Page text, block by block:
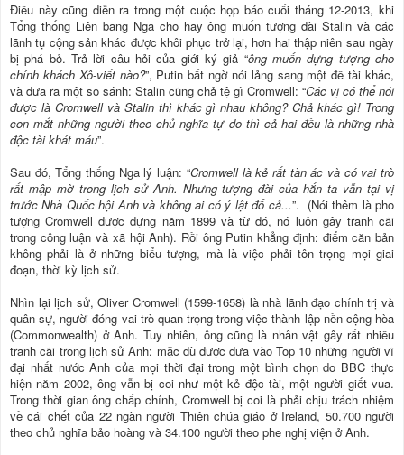
Điều này cũng diễn ra trong một cuộc họp báo cuối tháng 12-2013, khi
Tổng thống Liên bang Nga cho hay ông muốn tượng đài Stalin và các
lãnh tụ cộng sản khác được khôi phục trở lại, hơn hai thập niên sau ngày
bị phá bỏ. Trả lời câu hỏi của giới ký giả “ông muốn dựng tượng cho
chính khách Xô-viết nào?”, Putin bất ngờ nói lảng sang một đề tài khác,
và đưa ra một so sánh: Stalin cũng chả tệ gì Cromwell: “Các vị có thể nói
được là Cromwell và Stalin thì khác gì nhau không? Chả khác gì! Trong
con mắt những người theo chủ nghĩa tự do thì cả hai đều là những nhà
độc tài khát máu”.
Sau đó, Tổng thống Nga lý luận: “Cromwell là kẻ rất tàn ác và có vai trò
rất mập mờ trong lịch sử Anh. Nhưng tượng đài của hắn ta vẫn tại vị
trước Nhà Quốc hội Anh và không ai có ý lật đổ cả...”. (Nói thêm là pho
tượng Cromwell được dựng năm 1899 và từ đó, nó luôn gây tranh cãi
trong công luận và xã hội Anh). Rồi ông Putin khẳng định: điểm căn bản
không phải là ở những biểu tượng, mà là việc phải tôn trọng mọi giai
đoạn, thời kỳ lịch sử.
Nhìn lại lịch sử, Oliver Cromwell (1599-1658) là nhà lãnh đạo chính trị và
quân sự, người đóng vai trò quan trọng trong việc thành lập nền cộng hòa
(Commonwealth) ở Anh. Tuy nhiên, ông cũng là nhân vật gây rất nhiều
tranh cãi trong lịch sử Anh: mặc dù được đưa vào Top 10 những người vĩ
đại nhất nước Anh của mọi thời đại trong một bình chọn do BBC thực
hiện năm 2002, ông vẫn bị coi như một kẻ độc tài, một người giết vua.
Trong thời gian ông chấp chính, Cromwell bị coi là phải chịu trách nhiệm
về cái chết của 22 ngàn người Thiên chúa giáo ở Ireland, 50.700 người
theo chủ nghĩa bảo hoàng và 34.100 người theo phe nghị viện ở Anh.